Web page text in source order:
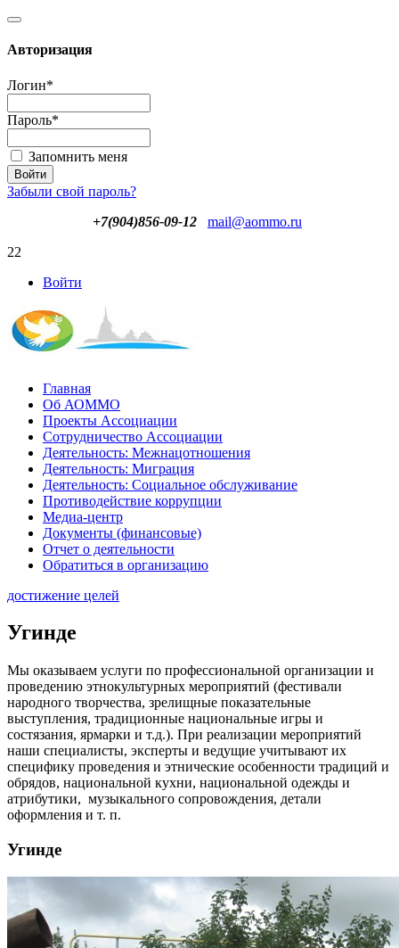
Авторизация
Логин*
Пароль*
Запомнить меня
Забыли свой пароль?
+7(904)856-09-12
mail@aommo.ru
22
Войти
Главная
Об АОММО
Проекты Ассоциации
Сотрудничество Ассоциации
Деятельность: Межнацотношения
Деятельность: Миграция
Деятельность: Социальное обслуживание
Противодействие коррупции
Медиа-центр
Документы (финансовые)
Отчет о деятельности
Обратиться в организацию
достижение целей
Угинде
Мы оказываем услуги по профессиональной организации и
проведению этнокультурных мероприятий (фестивали
народного творчества, зрелищные показательные
выступления, традиционные национальные игры и
состязания, ярмарки и т.д.). При реализации мероприятий
наши специалисты, эксперты и ведущие учитывают их
специфику проведения и этнические особенности традиций и
обрядов, национальной кухни, национальной одежды и
атрибутики, музыкального сопровождения, детали
оформления и т. п.
Угинде